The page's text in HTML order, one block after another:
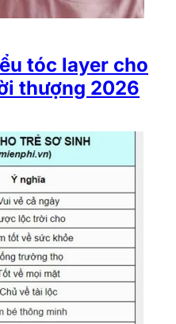
tóc layer cho
thượng 2026